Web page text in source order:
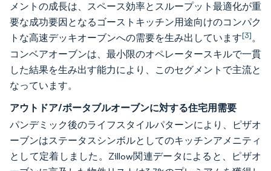
メントの成長は、スペース効率とスループット最適化が重
要な成功要因となるゴーストキッチン用途向けのコンパク
トな高速デッキオーブンへの需要を生み出しています[3]。
コンベアオーブンは、最小限のオペレータースキルで一貫
した結果を生み出す能力により、このセグメントで主流と
なっています。
アウトドア/ポータブルオーブンに対する住宅用需要
パンデミック後のライフスタイルパターンにより、ピザオ
ーブンはステータスシンボルとしてのキッチンアメニティ
として定着しました。Zillow関連データによると、ピザオ